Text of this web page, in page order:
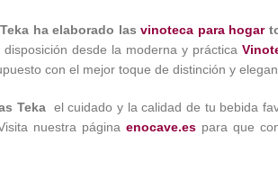
ha elaborado lasvinoteca para hogar
desde la moderna y práctica
con el mejor toque de distinción y
Teka el cuidado y la calidad de tu bebida
nuestra página enocave.espara que